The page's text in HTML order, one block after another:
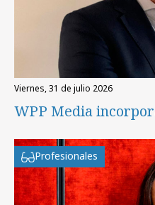
viernes, 31 de julio 2026
WPP Media
Profesionales